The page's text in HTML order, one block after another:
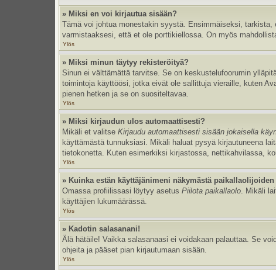
» Miksi en voi kirjautua sisään?
Tämä voi johtua monestakin syystä. Ensimmäiseksi,
varmistaaksesi, että et ole porttikiellossa. On myös
Ylös
» Miksi minun täytyy rekisteröityä?
Sinun ei välttämättä tarvitse. Se on keskustelufoorumin
toimintoja käyttöösi, jotka eivät ole sallittuja vieraille, kuten
pienen hetken ja se on suositeltavaa.
Ylös
» Miksi kirjaudun ulos automaattisesti?
Mikäli et valitseKirjaudu automaattisesti sisään jokaisella
käyttämästä tunnuksiasi. Mikäli haluat pysyä kirjautuneena
tietokonetta. Kuten esimerkiksi kirjastossa, nettikahvilassa,
Ylös
» Kuinka estän käyttäjänimeni näkymästä paikallaolijoiden
Omassa profiilissasi löytyy asetusPiilota paikallaolo. Mikäli
käyttäjien lukumäärässä.
Ylös
» Kadotin salasanani!
Älä hätäile! Vaikka salasanaasi ei voidakaan palauttaa. Se
ohjeita ja pääset pian kirjautumaan sisään.
Ylös